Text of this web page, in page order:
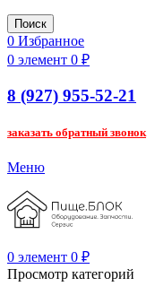
Поиск
0 Избранное
0 элемент 0 ₽
8 (927) 955-52-21
заказать обратный звонок
Меню
0 элемент 0 ₽
Просмотр категорий